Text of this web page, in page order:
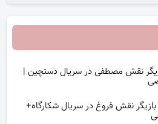
نقش مصطفی در سریال دستچین |
نقش فروغ در سریال شکارگاه+